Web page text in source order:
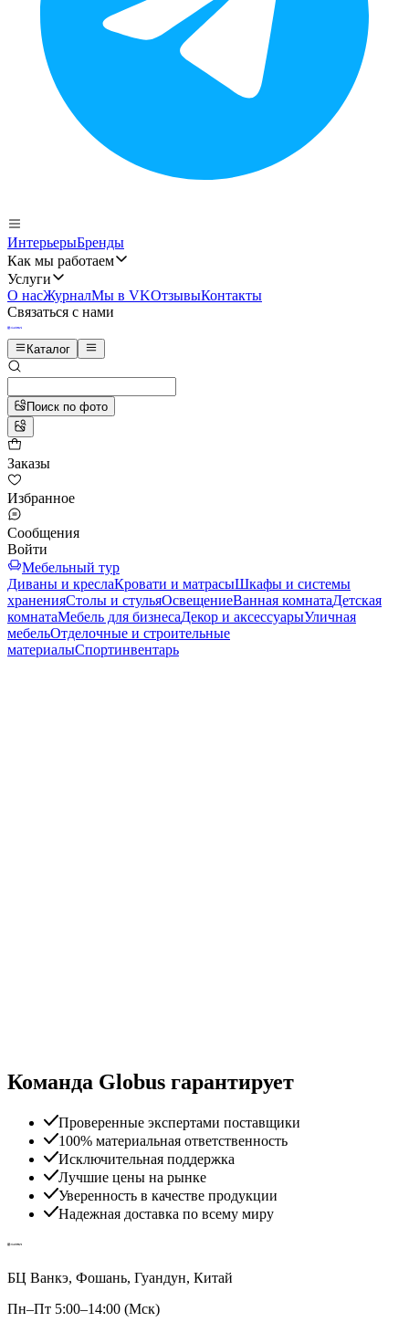
ИнтерьерыБренды
Как мы работаем
Услуги
О насЖурналМы в VKОтзывыКонтакты
Связаться с нами
Каталог
Поиск по фото
Заказы
Избранное
Сообщения
Войти
Мебельный тур
Диваны и креслаКровати и матрасыШкафы и системы
храненияСтолы и стульяОсвещениеВанная комнатаДетская
комнатаМебель для бизнесаДекор и аксессуарыУличная
мебельОтделочные и строительные
материалыСпортинвентарь
Команда Globus гарантирует
Проверенные экспертами поставщики
100% материальная ответственность
Исключительная поддержка
Лучшие цены на рынке
Уверенность в качестве продукции
Надежная доставка по всему миру
БЦ Ванкэ, Фошань, Гуандун, Китай
Пн–Пт 5:00–14:00 (Мск)